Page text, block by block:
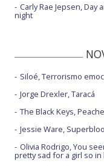
Carly Rae Jepsen, Day
night
Siloé, Terrorismo
Jorge Drexler, Taracá
The Black Keys,
Jessie Ware,
Olivia Rodrigo, You
pretty sad for a girl so in